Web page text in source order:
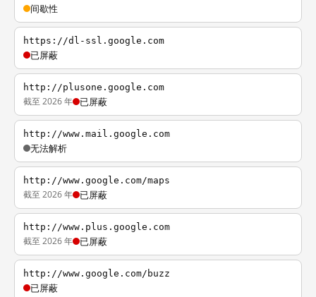
间歇性
https://dl-ssl.google.com
已屏蔽
http://plusone.google.com
截至 2026 年 已屏蔽
http://www.mail.google.com
无法解析
http://www.google.com/maps
截至 2026 年 已屏蔽
http://www.plus.google.com
截至 2026 年 已屏蔽
http://www.google.com/buzz
已屏蔽